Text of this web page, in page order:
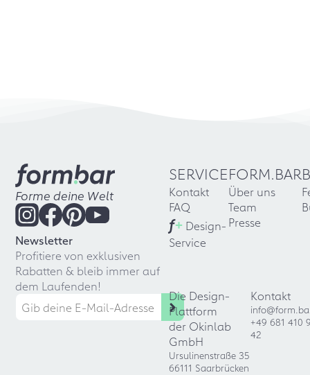
Forme deine Welt
Newsletter
Profitiere von exklusiven
Rabatten & bleib immer auf
dem Laufenden!
SERVICE
Kontakt
FAQ
f+ Design-
Service
FORM.BAR
Über uns
Team
Presse
Die Design-
Plattform
der Okinlab
GmbH
Ursulinenstraße 35
66111 Saarbrücken
Kontakt
+49 681 410
42